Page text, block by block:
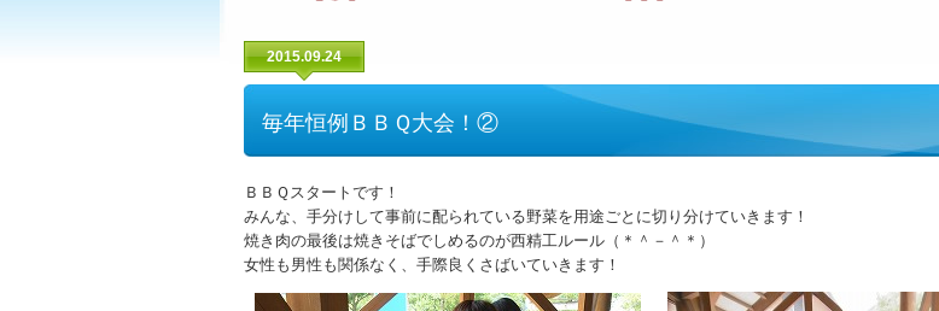
2015.09.24
毎年恒例ＢＢＱ大会！②
ＢＢＱスタートです！
みんな、手分けして事前に配られている野菜を用途ごとに切り分けていきます！
焼き肉の最後は焼きそばでしめるのが西精工ルール（＊＾－＾＊）
女性も男性も関係なく、手際良くさばいていきます！